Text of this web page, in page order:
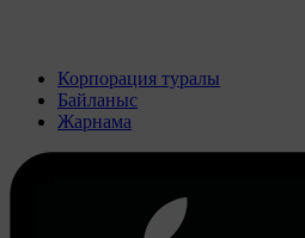
Корпорация туралы
Байланыс
Жарнама